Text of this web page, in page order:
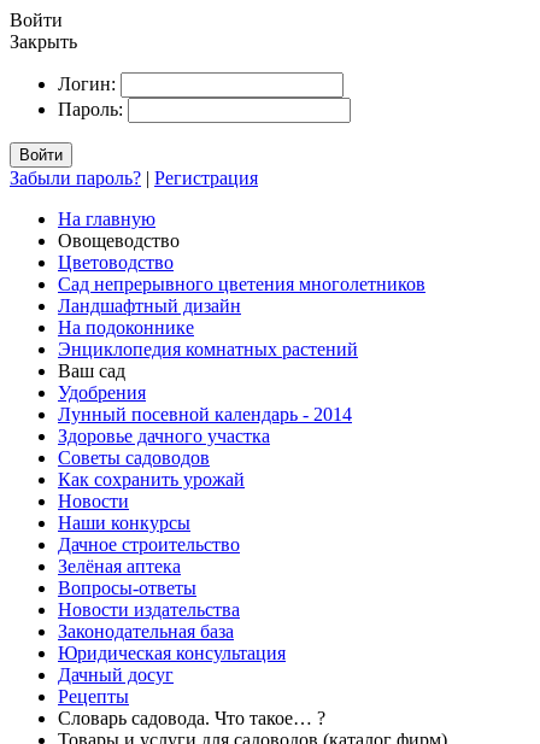
Войти
Закрыть
Логин:
Пароль:
Войти
Забыли пароль? | Регистрация
На главную
Овощеводство
Цветоводство
Сад непрерывного цветения многолетников
Ландшафтный дизайн
На подоконнике
Энциклопедия комнатных растений
Ваш сад
Удобрения
Лунный посевной календарь - 2014
Здоровье дачного участка
Советы садоводов
Как сохранить урожай
Новости
Наши конкурсы
Дачное строительство
Зелёная аптека
Вопросы-ответы
Новости издательства
Законодательная база
Юридическая консультация
Дачный досуг
Рецепты
Словарь садовода. Что такое… ?
Товары и услуги для садоводов (каталог фирм)